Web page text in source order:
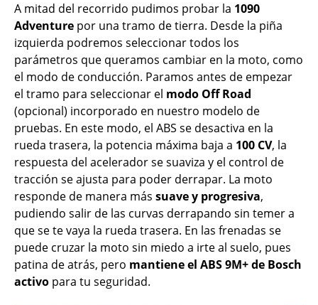
A mitad del recorrido pudimos probar la 1090
Adventure por una tramo de tierra. Desde la piña
izquierda podremos seleccionar todos los
parámetros que queramos cambiar en la moto, como
el modo de conducción. Paramos antes de empezar
el tramo para seleccionar el modo Off Road
(opcional) incorporado en nuestro modelo de
pruebas. En este modo, el ABS se desactiva en la
rueda trasera, la potencia máxima baja a 100 CV, la
respuesta del acelerador se suaviza y el control de
tracción se ajusta para poder derrapar. La moto
responde de manera más suave y progresiva,
pudiendo salir de las curvas derrapando sin temer a
que se te vaya la rueda trasera. En las frenadas se
puede cruzar la moto sin miedo a irte al suelo, pues
patina de atrás, pero mantiene el ABS 9M+ de Bosch
activo para tu seguridad.